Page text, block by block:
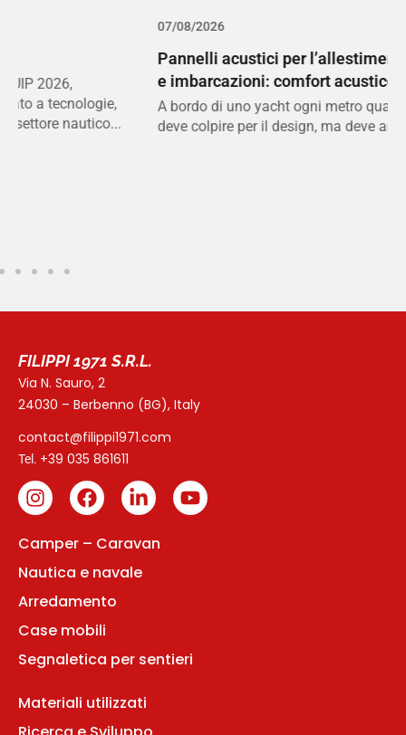
Pannelli acustici per l’allestimento interno di yacht
e imbarcazioni: comfort acustico e design
A bordo di uno yacht ogni metro quadro conta doppio:
deve colpire per il design, ma deve anche rispondere a...
FILIPPI 1971 S.R.L.
Via N. Sauro, 2
24030 – Berbenno (BG), Italy
contact@filippi1971.com
Tel. +39 035 861611
Camper – Caravan
Nautica e navale
Arredamento
Case mobili
Segnaletica per sentieri
Materiali utilizzati